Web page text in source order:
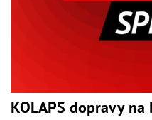
KOLAPS dopravy